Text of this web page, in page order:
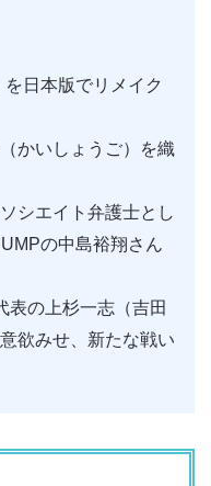
日本版でリメイク
かいしょうご）を織
シエイト弁護士とし
の中島裕翔さん
表の上杉一志（吉田
欲みせ、新たな戦い